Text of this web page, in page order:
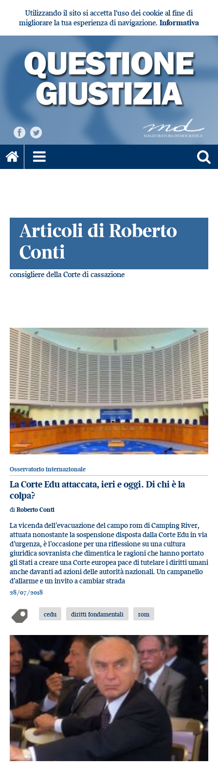
Utilizzando il sito si accetta l'uso dei cookie al fine di
migliorare la tua esperienza di navigazione. Informativa
Articoli di Roberto
Conti
consigliere della Corte di cassazione
Osservatorio internazionale
La Corte Edu attaccata, ieri e oggi. Di chi è la
colpa?
di Roberto Conti
La vicenda dell’evacuazione del campo rom di Camping River,
attuata nonostante la sospensione disposta dalla Corte Edu in via
d’urgenza, è l’occasione per una riflessione su una cultura
giuridica sovranista che dimentica le ragioni che hanno portato
gli Stati a creare una Corte europea pace di tutelare i diritti umani
anche davanti ad azioni delle autorità nazionali. Un campanello
d’allarme e un invito a cambiar strada
28/07/2018
cedu diritti fondamentali rom